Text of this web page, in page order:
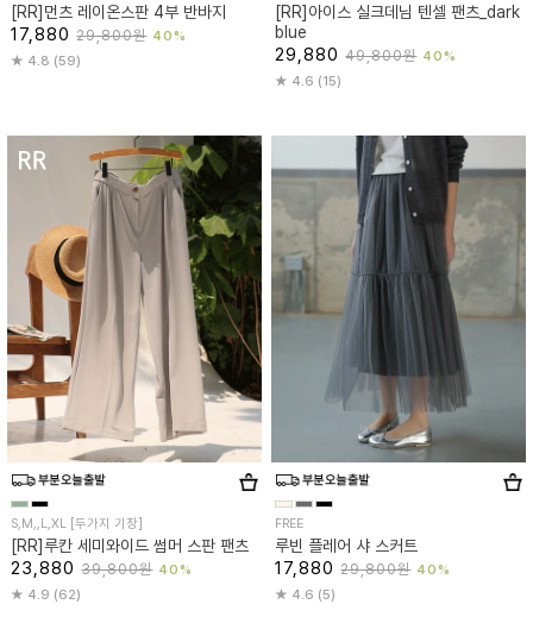
[RR]먼츠 레이온스판 4부 반바지
17,88029,800원 40%
4.8 (59)
[RR]아이스 실크데님 텐셀 팬츠_dark
blue
29,88049,800원 40%
4.6 (15)
S,M,,L,XL [두가지 기장]
[RR]루칸 세미와이드 썸머 스판 팬츠
23,88039,800원 40%
4.9 (62)
FREE
루빈 플레어 샤 스커트
17,88029,800원 40%
4.6 (5)